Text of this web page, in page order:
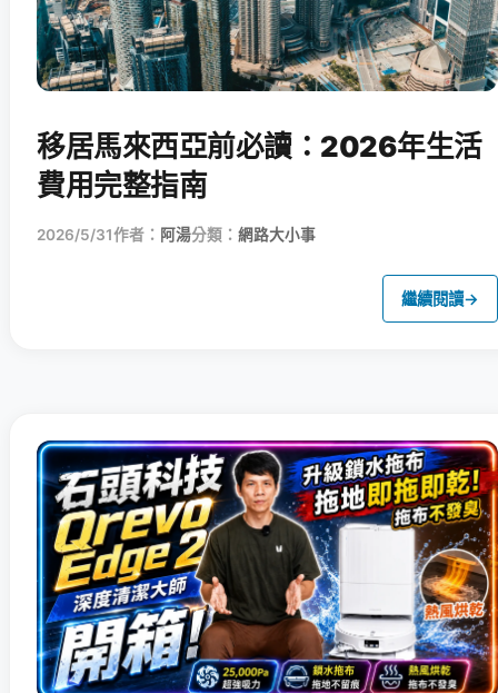
移居馬來西亞前必讀：2026年生活
費用完整指南
2026/5/31作者： 阿湯分類： 網路大小事
繼續閱讀→